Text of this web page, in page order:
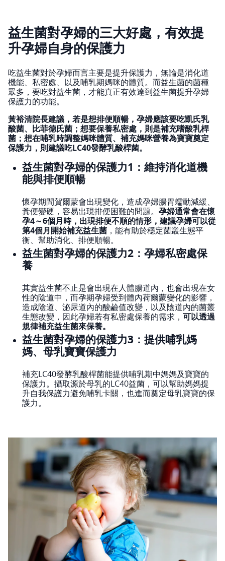
益生菌對孕婦的三大好處，有效提
升孕婦自身的保護力
吃益生菌對於孕婦而言主要是提升保護力，無論是消化道
機能、私密處、以及哺乳期媽咪的體質。而益生菌的菌種
眾多，要吃對益生菌，才能真正有效達到益生菌提升孕婦
保護力的功能。
黃裕清院長建議，若是想排便順暢，孕婦應該要吃凱氏乳
酸菌、比菲德氏菌；想要保養私密處，則是補充嗜酸乳桿
菌；想在哺乳時調整媽咪體質、補充媽咪營養為寶寶奠定
保護力，則建議吃LC40發酵乳酸桿菌。
益生菌對孕婦的保護力1：維持消化道機
能與排便順暢
懷孕期間賀爾蒙會出現變化，造成孕婦腸胃蠕動減緩、
糞便變硬，容易出現排便困難的問題。 孕婦通常會在懷
孕4～6個月時，出現排便不順的情形，建議孕婦可以從
第4個月開始補充益生菌 ，能有助於穩定菌叢生態平
衡、幫助消化、排便順暢。
益生菌對孕婦的保護力2：孕婦私密處保
養
其實益生菌不止是會出現在人體腸道內，也會出現在女
性的陰道中，而孕期孕婦受到體內荷爾蒙變化的影響，
造成陰道、泌尿道內的酸鹼值改變，以及陰道內的菌叢
生態改變，因此孕婦若有私密處保養的需求， 可以透過
規律補充益生菌來保養。
益生菌對孕婦的保護力3：提供哺乳媽
媽、母乳寶寶保護力
補充LC40發酵乳酸桿菌能提供哺乳期中媽媽及寶寶的
保護力。攝取源於母乳的LC40益菌，可以幫助媽媽提
升自我保護力避免哺乳卡關，也進而奠定母乳寶寶的保
護力。